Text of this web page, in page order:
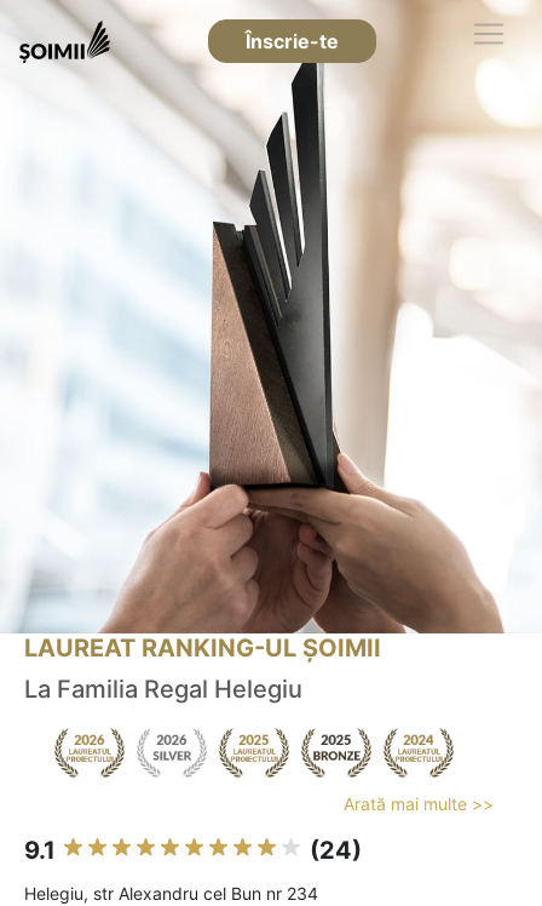
Înscrie-te
LAUREAT RANKING-UL ȘOIMII
La Familia Regal Helegiu
Arată mai multe >>
9.1 (24)
Helegiu, str Alexandru cel Bun nr 234